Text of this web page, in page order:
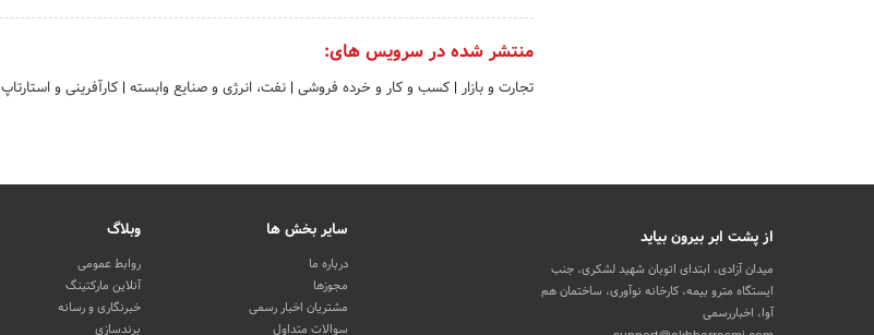
منتشر شده در سرویس های:
تجارت و بازار | کسب و کار و خرده فروشی | نفت، انرژی و صنایع وابسته | کارآفرینی و استارتاپ
از پشت ابر بیرون بیاید
میدان آزادی، ابتدای اتوبان شهید لشکری، جنب
ایستگاه مترو بیمه، کارخانه نوآوری، ساختمان هم
آوا، اخباررسمی
سایر بخش ها
درباره ما
مجوزها
مشتریان اخبار رسمی
سوالات متداول
وبلاگ
روابط عمومی
آنلاین مارکتینگ
خبرنگاری و رسانه
برندسازی